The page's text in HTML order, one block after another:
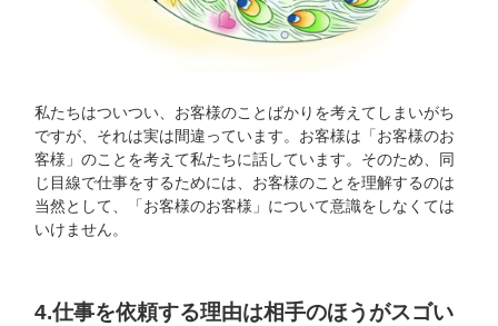
私たちはついつい、お客様のことばかりを考えてしまいがち
ですが、それは実は間違っています。お客様は「お客様のお
客様」のことを考えて私たちに話しています。そのため、同
じ目線で仕事をするためには、お客様のことを理解するのは
当然として、「お客様のお客様」について意識をしなくては
いけません。
4.仕事を依頼する理由は相手のほうがスゴい